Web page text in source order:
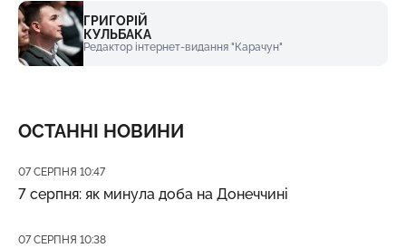
ГРИГОРІЙ
КУЛЬБАКА
Редактор інтернет-видання "Карачун"
ОСТАННІ НОВИНИ
Дата публікації
07 СЕРПНЯ 10:47
7 серпня: як минула доба на Донеччині
Дата публікації
07 СЕРПНЯ 10:38